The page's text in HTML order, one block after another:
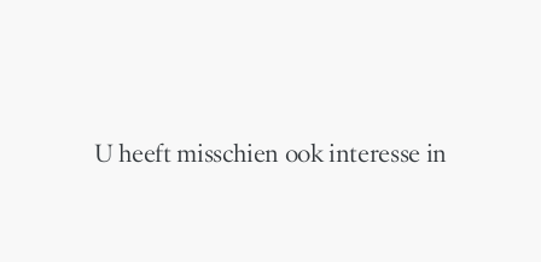
U heeft misschien ook interesse in